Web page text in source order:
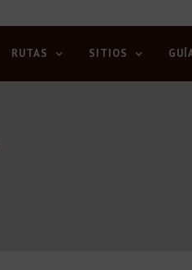
RUTAS SITIOS